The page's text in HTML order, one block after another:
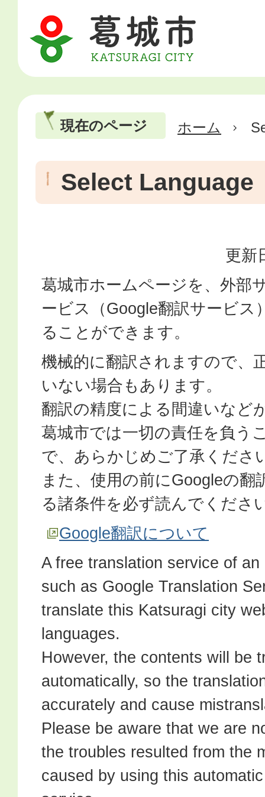
現在のページ ホーム
Select Language
更新
葛城市ホームページを、外部
ービス（Google翻訳サービス
ることができます。
機械的に翻訳されますので、
いない場合もあります。
翻訳の精度による間違いなど
葛城市では一切の責任を負う
で、あらかじめご了承くださ
また、使用の前にGoogleの翻
る諸条件を必ず読んでくださ
Google翻訳について
A free translation service of
such as Google Translation
translate this Katsuragi city
languages.
However, the contents will be
automatically, so the
accurately and cause
Please be aware that we are
the troubles resulted from the
caused by using this